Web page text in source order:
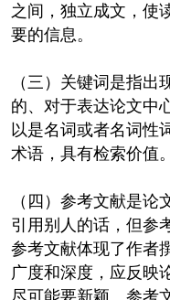
之间，独立成文，使
要的信息。
（三）关键词是指出
的、对于表达论文中
以是名词或者名词性
术语，具有检索价值
（四）参考文献是
引用别人的话，但参
参考文献体现了作者
广度和深度，应反映
尽可能要新颖。参考